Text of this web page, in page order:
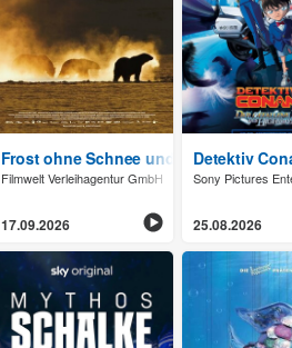
Frost ohne Schnee und Eis
Filmwelt Verleihagentur GmbH
17.09.2026
Detektiv
Sony Pictures
25.08.2026